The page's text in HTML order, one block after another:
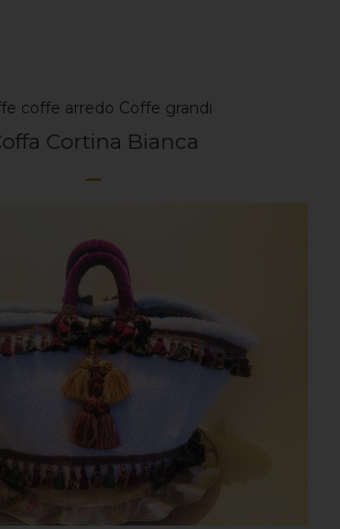
coffe arredo Coffe grandi
Cortina Bianca